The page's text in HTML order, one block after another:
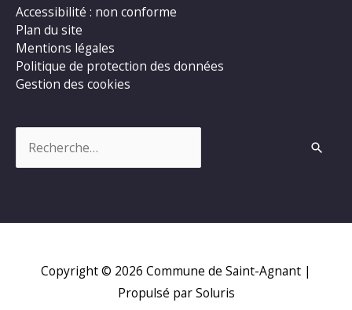
Accessibilité : non conforme
Plan du site
Mentions légales
Politique de protection des données
Gestion des cookies
Copyright © 2026 Commune de Saint-Agnant |
Propulsé par Soluris